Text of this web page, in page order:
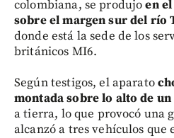
colombiana, se produjoen
sobre el margen sur del río
donde está la sede de los
británicos MI6.
Según testigos, el aparato
montada sobre lo alto de
a tierra, lo que provocó una
alcanzó a tres vehículos que